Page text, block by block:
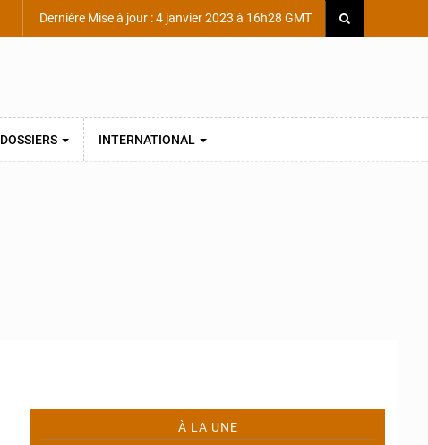
Dernière Mise à jour : 4 janvier 2023 à 16h28 GMT
DOSSIERS INTERNATIONAL
À LA UNE